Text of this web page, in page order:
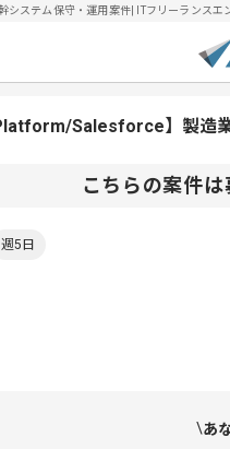
システム保守・運用案件| ITフリーランス
Salesforce】製造
こちらの案件
週5日
あ